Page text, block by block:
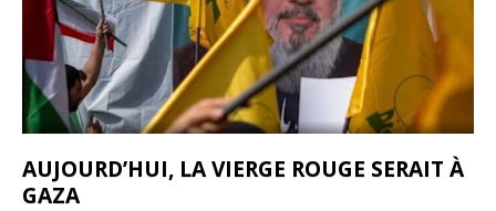
AUJOURD’HUI, LA VIERGE ROUGE SERAIT À
GAZA